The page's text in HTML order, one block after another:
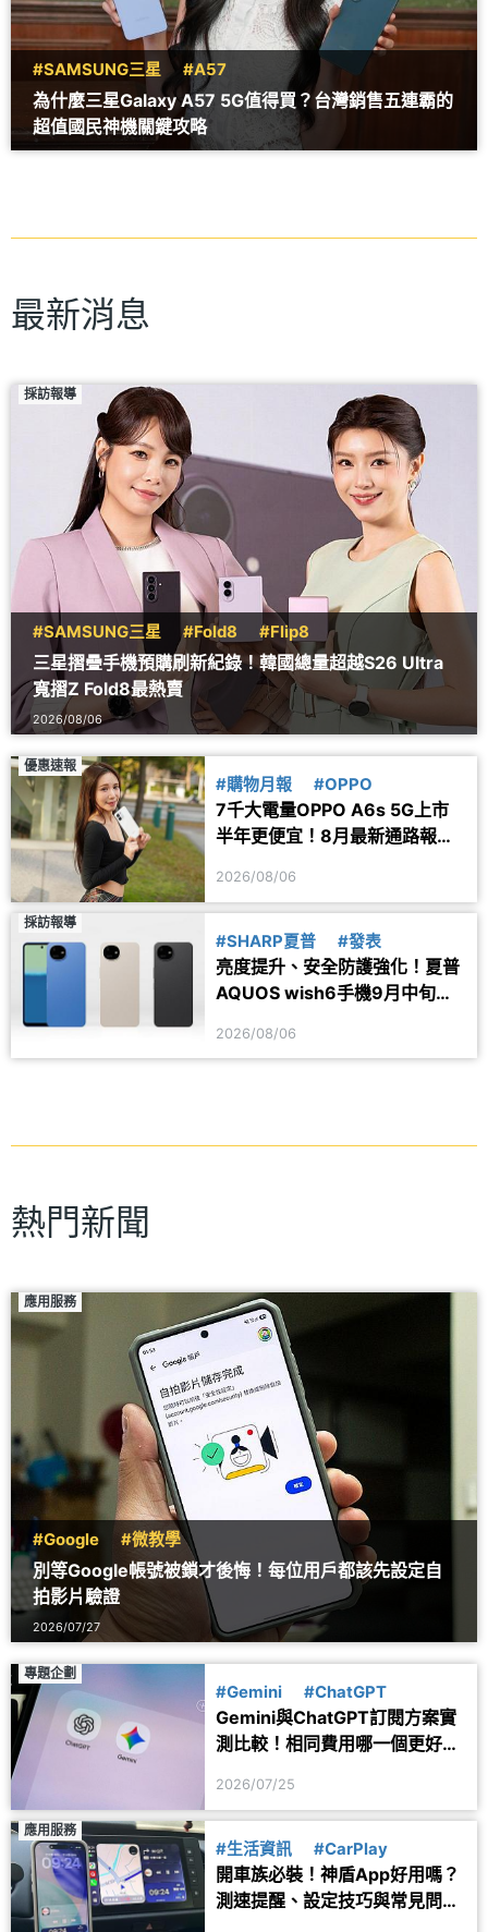
#SAMSUNG三星 #A57
為什麼三星Galaxy A57 5G值得買？台灣銷售五連霸的
超值國民神機關鍵攻略
最新消息
採訪報導
#SAMSUNG三星 #Fold8 #Flip8
三星摺疊手機預購刷新紀錄！韓國總量超越S26 Ultra
寬摺Z Fold8最熱賣
2026/08/06
優惠速報
#購物月報 #OPPO
7千大電量OPPO A6s 5G上市
半年更便宜！8月最新通路報價
2026/08/06
採訪報導
#SHARP夏普 #發表
亮度提升、安全防護強化！夏普
AQUOS wish6手機9月中旬台
2026/08/06
熱門新聞
應用服務
#Google #微教學
別等Google帳號被鎖才後悔！每位用戶都該先設定自
拍影片驗證
2026/07/27
專題企劃
#Gemini #ChatGPT
Gemini與ChatGPT訂閱方案實
測比較！相同費用哪一個更好
2026/07/25
應用服務
#生活資訊 #CarPlay
開車族必裝！神盾App好用嗎？
測速提醒、設定技巧與常見問題